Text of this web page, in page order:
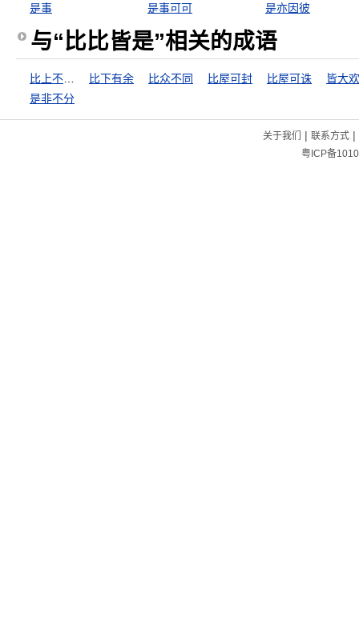
是事
是事可可 是亦因彼
与“比比皆是”相关的成语
比下有余 比众不同 比屋可封 比屋可诛
皆大
是非不分
关于我们 | 联系方式|
粤ICP备